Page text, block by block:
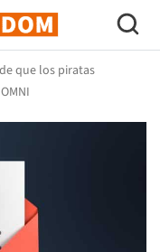
que los piratas